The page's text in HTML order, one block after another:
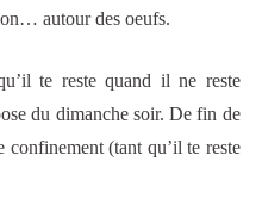
autour des oeufs.
te reste quand il ne reste
du dimanche soir. De fin de
(tant qu’il te reste